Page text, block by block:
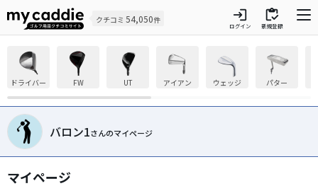
クチコミ 54,050件 login
ログイン
inventory
新規登録
ドライバー FW UT アイアン ウェッジ パター
バロン1さんのマイページ
マイページ